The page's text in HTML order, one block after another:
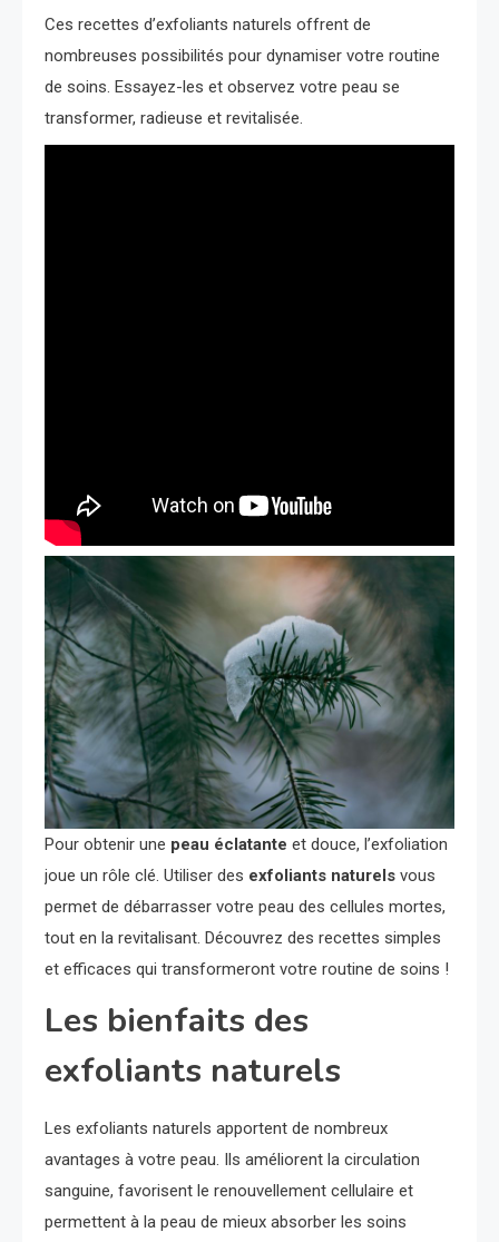
Ces recettes d’exfoliants naturels offrent de
nombreuses possibilités pour dynamiser votre routine
de soins. Essayez-les et observez votre peau se
transformer, radieuse et revitalisée.
Pour obtenir une peau éclatante et douce, l’exfoliation
joue un rôle clé. Utiliser des exfoliants naturels vous
permet de débarrasser votre peau des cellules mortes,
tout en la revitalisant. Découvrez des recettes simples
et efficaces qui transformeront votre routine de soins !
Les bienfaits des
exfoliants naturels
Les exfoliants naturels apportent de nombreux
avantages à votre peau. Ils améliorent la circulation
sanguine, favorisent le renouvellement cellulaire et
permettent à la peau de mieux absorber les soins